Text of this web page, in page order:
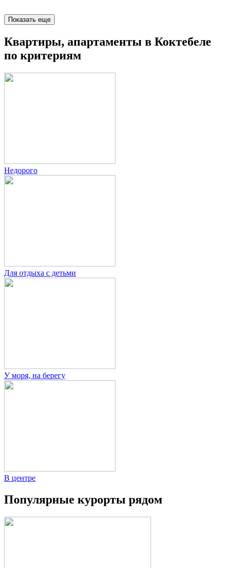
Показать еще
Квартиры, апартаменты в Коктебеле
по критериям
Недорого
Для отдыха с детьми
У моря, на берегу
В центре
Популярные курорты рядом